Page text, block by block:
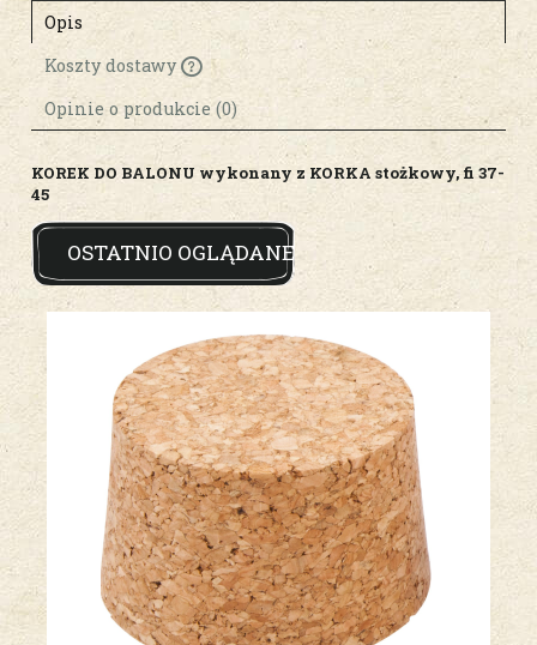
Opis
Koszty dostawy
Cena nie zawiera ewentualnych kosztów
płatności
Opinie o produkcie (0)
KOREK DO BALONU wykonany z KORKA stożkowy, fi 37-
45
OSTATNIO OGLĄDANE